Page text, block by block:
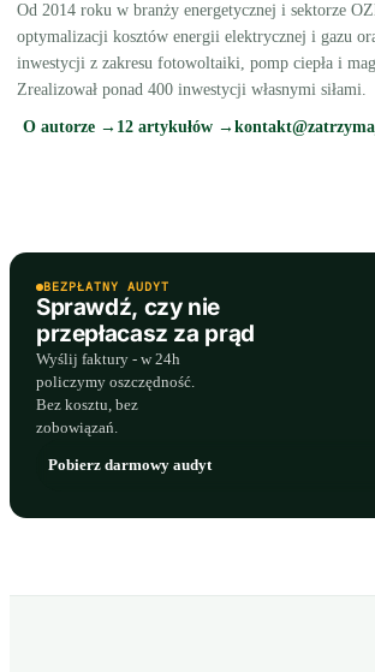
Od 2014 roku w branży energetycznej i sektorze
optymalizacji kosztów energii elektrycznej i gazu
inwestycji z zakresu fotowoltaiki, pomp ciepła i
Zrealizował ponad 400 inwestycji własnymi siłami.
O autorze → 12 artykułów →
BEZPŁATNY AUDYT
Sprawdź, czy nie
przepłacasz za prąd
Wyślij faktury - w 24h
policzymy oszczędność.
Bez kosztu, bez
zobowiązań.
Pobierz darmowy audyt